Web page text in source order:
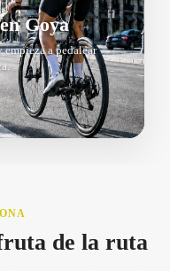
Goya
a pedalear
de la ruta